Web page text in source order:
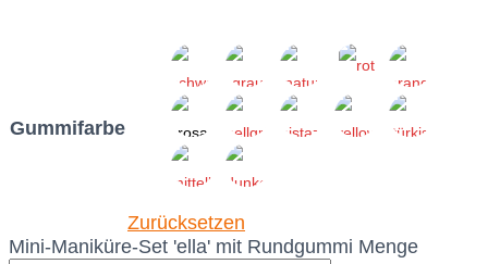
Gummifarbe
Zurücksetzen
Mini-Maniküre-Set 'ella' mit Rundgummi Menge